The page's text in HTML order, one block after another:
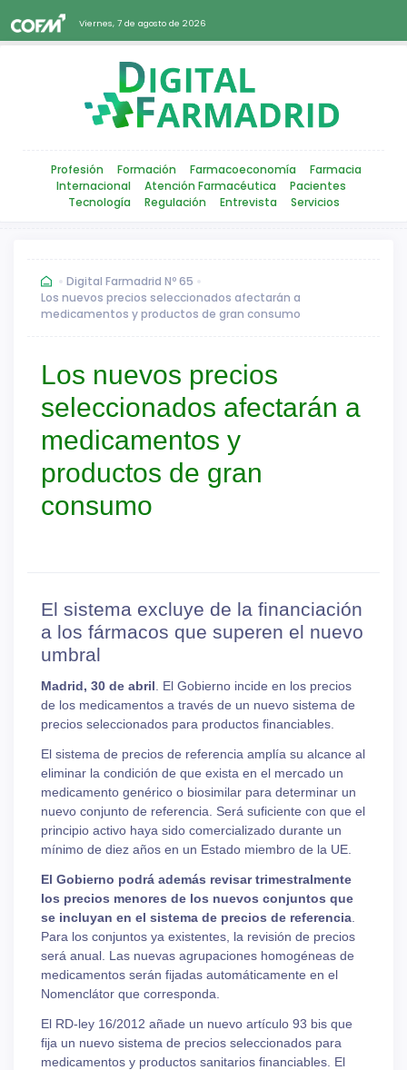
Viernes, 7 de agosto de 2026
Profesión Formación Farmacoeconomía
Farmacia
Internacional
Atención Farmacéutica
Pacientes
Tecnología
Regulación Entrevista Servicios
Digital Farmadrid Nº 65
Los nuevos precios seleccionados afectarán a
medicamentos y productos de gran consumo
Los nuevos precios
seleccionados afectarán a
medicamentos y
productos de gran
consumo
El sistema excluye de la financiación
a los fármacos que superen el nuevo
umbral
Madrid, 30 de abril . El Gobierno incide en los precios
de los medicamentos a través de un nuevo sistema de
precios seleccionados para productos financiables.
El sistema de precios de referencia amplía su alcance al
eliminar la condición de que exista en el mercado un
medicamento genérico o biosimilar para determinar un
nuevo conjunto de referencia. Será suficiente con que el
principio activo haya sido comercializado durante un
mínimo de diez años en un Estado miembro de la UE.
El Gobierno podrá además revisar trimestralmente
los precios menores de los nuevos conjuntos que
se incluyan en el sistema de precios de referencia
Para los conjuntos ya existentes, la revisión de precios
será anual. Las nuevas agrupaciones homogéneas de
medicamentos serán fijadas automáticamente en el
Nomenclátor que corresponda.
El RD-ley 16/2012 añade un nuevo artículo 93 bis que
fija un nuevo sistema de precios seleccionados para
medicamentos y productos sanitarios financiables. El